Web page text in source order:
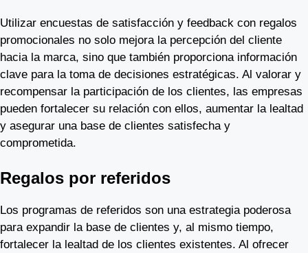
Utilizar encuestas de satisfacción y feedback con regalos
promocionales no solo mejora la percepción del cliente
hacia la marca, sino que también proporciona información
clave para la toma de decisiones estratégicas. Al valorar y
recompensar la participación de los clientes, las empresas
pueden fortalecer su relación con ellos, aumentar la lealtad
y asegurar una base de clientes satisfecha y
comprometida.
Regalos por referidos
Los programas de referidos son una estrategia poderosa
para expandir la base de clientes y, al mismo tiempo,
fortalecer la lealtad de los clientes existentes. Al ofrecer